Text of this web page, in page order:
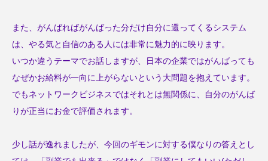
また、がんばればがんばった分だけ自分に還ってくるシステム
は、やる気と自信のある人には非常に魅力的に映ります。
いつか違うテーマでお話しますが、日本の企業ではがんばっても
なぜかお給料が一向に上がらないという大問題を抱えています。
でもネットワークビジネスではそれとは無関係に、自分のがんば
りが正当にお金で評価されます。
少し話が逸れましたが、今回のギモンに対する僕なりの答えとし